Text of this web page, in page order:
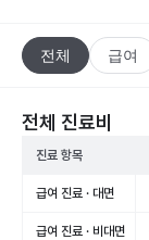
전체 급여
전체 진료비
진료 항목
급여 진료 · 대면
급여 진료 · 비대면